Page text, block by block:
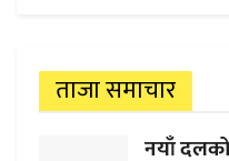
ताजा समाचार
नयाँ